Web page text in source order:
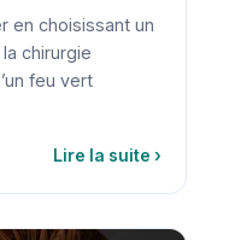
en choisissant un
chirurgie
feu vert
Lire la suite ›